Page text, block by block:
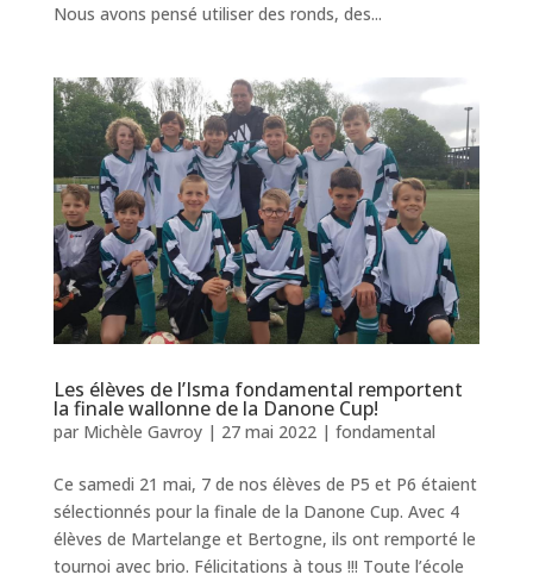
Nous avons pensé utiliser des ronds, des...
Les élèves de l’Isma fondamental remportent
la finale wallonne de la Danone Cup!
par Michèle Gavroy| 27 mai 2022| fondamental
Ce samedi 21 mai, 7 de nos élèves de P5 et P6 étaient
sélectionnés pour la finale de la Danone Cup. Avec 4
élèves de Martelange et Bertogne, ils ont remporté le
tournoi avec brio. Félicitations à tous !!! Toute l’école